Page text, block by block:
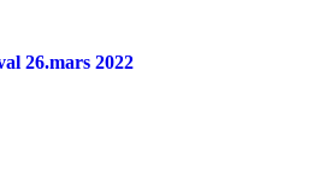
26.mars 2022